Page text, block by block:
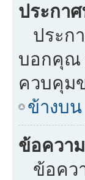
ประกา
ประก
บอกคุณ
ควบคุม
ข้างบน
ข้อควา
ข้อคว